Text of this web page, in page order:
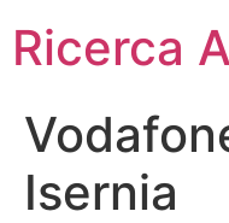
Ricerca
Isernia